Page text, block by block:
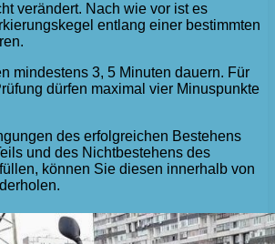
verändert. Nach wie vor ist es
entlang einer bestimmten
mindestens 3, 5 Minuten dauern. Für
dürfen maximal vier Minuspunkte
des erfolgreichen Bestehens
und des Nichtbestehens des
können Sie diesen innerhalb von